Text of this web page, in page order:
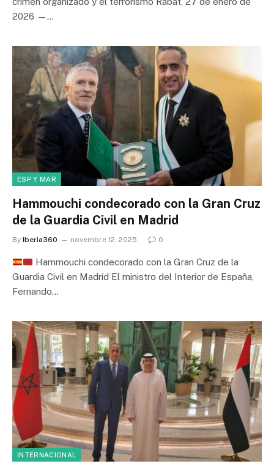
2026 —…
ESP Y MAR
Hammouchi condecorado con la Gran Cruz
de la Guardia Civil en Madrid
By Iberia360 novembre 12, 2025 0
Hammouchi condecorado con la Gran Cruz de la
Guardia Civil en Madrid El ministro del Interior de España,
Fernando…
INTERNACIONAL